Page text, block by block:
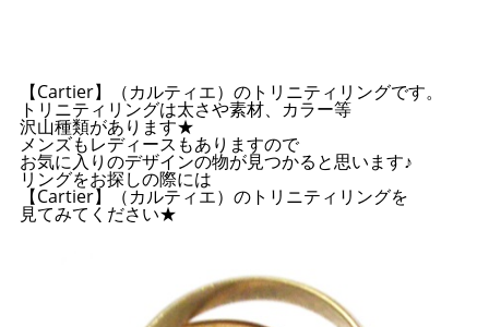
【Cartier】（カルティエ）のトリニティリングです。
トリニティリングは太さや素材、カラー等
沢山種類があります★
メンズもレディースもありますので
お気に入りのデザインの物が見つかると思います♪
リングをお探しの際には
【Cartier】（カルティエ）のトリニティリングを
見てみてください★